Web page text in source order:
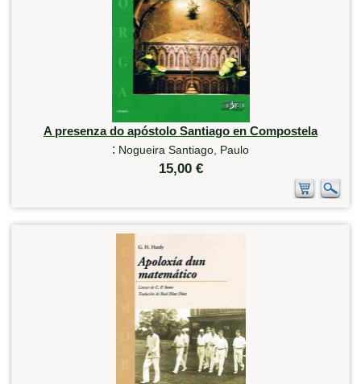
A presenza do apóstolo Santiago en Compostela
: Nogueira Santiago, Paulo
15,00 €